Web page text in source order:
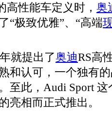
高性能车定义时， 奥
“极致优雅”、“高端
就提出了奥迪RS高
和认可，一个独有
至此，Audi Sport
亮相而正式推出。